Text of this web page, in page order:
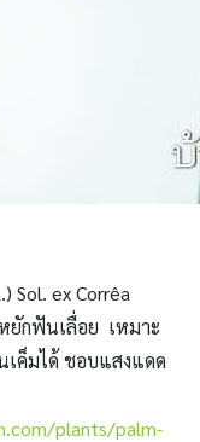
Sol. ex Corrêa
ยักฟันเลื่อย เหมาะ
ค็มได้ ชอบแสงแดด
plants/palm-